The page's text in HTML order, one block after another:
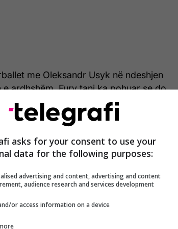
me Oleksandr Usyk në ndeshjen
ardhshëm, Fury tani ka pohuar se do
kolegun e tij britanik - nëse biletat
në televizion pa pagesë.
Anthony Joshuan, e quan
edhe "divë"
turneut të tij mbarëkombëtar
asks for your consent to use your
data for the following purposes:
advertising and content, advertising and content
audience research and services development
or access information on a device